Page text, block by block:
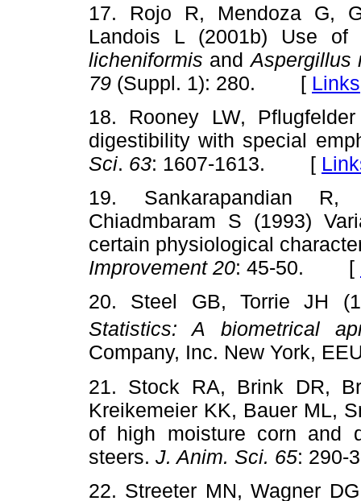
17. Rojo R, Mendoza G,
Landois L (2001b) Use
licheniformis and Aspergillus
79 (Suppl. 1): 280. [ Links
18. Rooney LW,
digestibility with special
Sci. 63: 1607-1613. [
19. Sankarapandian
Chiadmbaram S (1993)
certain physiological
Improvement 20: 45-50. [
20. Steel GB, Torrie JH
Statistics: A biometrical
Company, Inc. New York,
21. Stock RA, Brink DR,
Kreikemeier KK, Bauer ML,
of high moisture corn and
steers. J. Anim. Sci. 65:
22. Streeter MN, Wagner